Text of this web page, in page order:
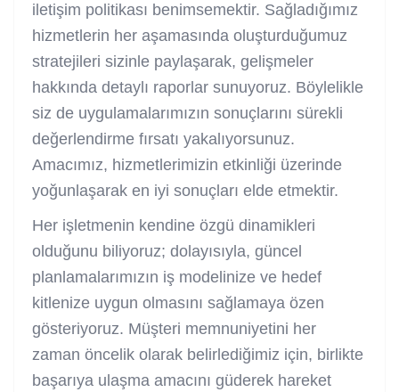
iletişim politikası benimsemektir. Sağladığımız
hizmetlerin her aşamasında oluşturduğumuz
stratejileri sizinle paylaşarak, gelişmeler
hakkında detaylı raporlar sunuyoruz. Böylelikle
siz de uygulamalarımızın sonuçlarını sürekli
değerlendirme fırsatı yakalıyorsunuz.
Amacımız, hizmetlerimizin etkinliği üzerinde
yoğunlaşarak en iyi sonuçları elde etmektir.
Her işletmenin kendine özgü dinamikleri
olduğunu biliyoruz; dolayısıyla, güncel
planlamalarımızın iş modelinize ve hedef
kitlenize uygun olmasını sağlamaya özen
gösteriyoruz. Müşteri memnuniyetini her
zaman öncelik olarak belirlediğimiz için, birlikte
başarıya ulaşma amacını güderek hareket